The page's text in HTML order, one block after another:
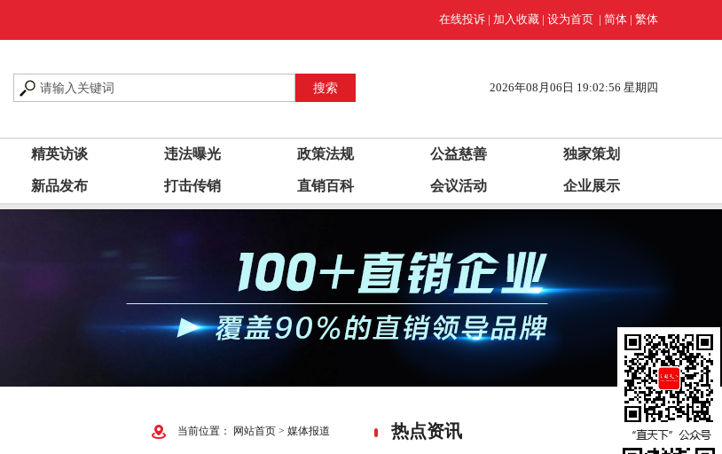
在线投诉 | 加入收藏 | 设为首页 | 简体 | 繁体
2026年08月06日 19:02:57 星期四
精英访谈 违法曝光 政策法规 公益慈善 独家策划
新品发布 打击传销 直销百科 会议活动 企业展示
当前位置： 网站首页 > 媒体报道 热点资讯